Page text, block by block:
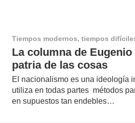
Tiempos modernos, tiempos
La columna de Eugenio
patria de las cosas
El nacionalismo es una ideología
utiliza en todas partes métodos
en supuestos tan endebles…